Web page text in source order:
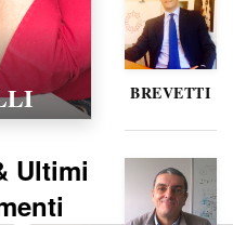
Ultimi
BREVETTI